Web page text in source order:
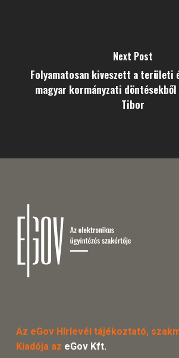
Next Post
Folyamatosan kiveszett a területi
magyar kormányzati
Tibor
Az eGov Hírlevél tájékoztató,
Kiadója az eGov Kft.